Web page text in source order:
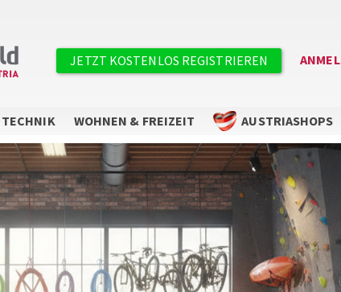
Benutzermenü
JETZT KOSTENLOS REGISTRIEREN
WOHNEN & FREIZEIT AUSTRIASHOPS
keine Angebote mehr
verpassen?
Sie unseren Newsletter.